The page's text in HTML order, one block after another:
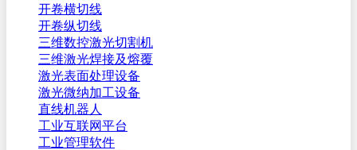
开卷横切线
开卷纵切线
三维数控激光切割机
三维激光焊接及熔覆
激光表面处理设备
激光微纳加工设备
直线机器人
工业互联网平台
工业管理软件